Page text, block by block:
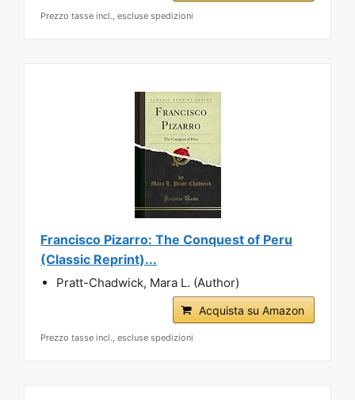
Prezzo tasse incl., escluse spedizioni
Francisco Pizarro: The Conquest of Peru
(Classic Reprint)...
Pratt-Chadwick, Mara L. (Author)
Acquista su Amazon
Prezzo tasse incl., escluse spedizioni